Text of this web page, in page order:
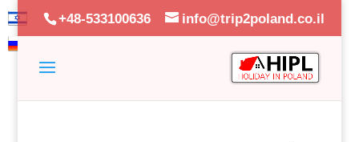
+48-533100636 info@trip2poland.co.il